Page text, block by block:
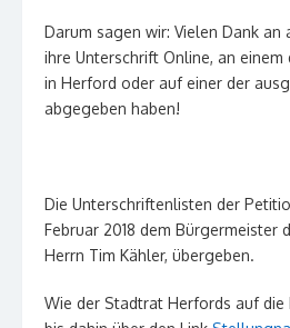
Darum sagen wir: Vielen Dank an
ihre Unterschrift Online, an
in Herford oder auf einer der
abgegeben haben!
Die Unterschriftenlisten der
Februar 2018 dem Bürgermeister
Herrn Tim Kähler, übergeben.
Wie der Stadtrat Herfords auf die